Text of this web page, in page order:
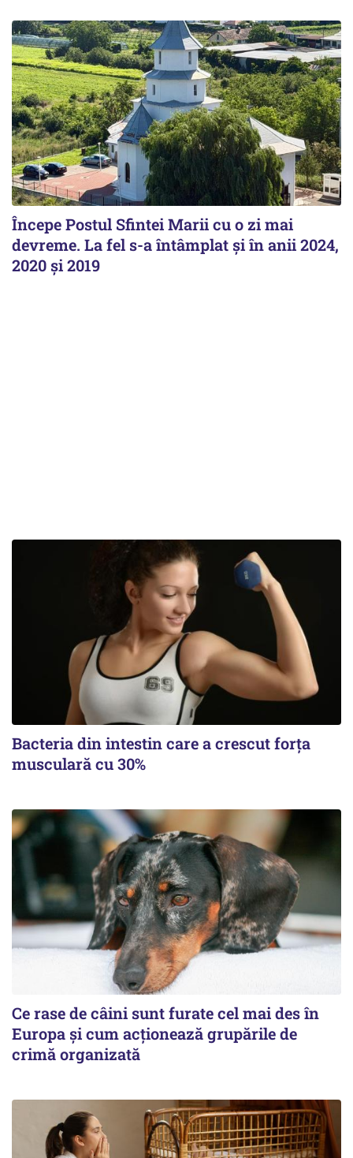
Începe Postul Sfintei Marii cu o zi mai
devreme. La fel s-a întâmplat și în anii 2024,
2020 și 2019
Bacteria din intestin care a crescut forța
musculară cu 30%
Ce rase de câini sunt furate cel mai des în
Europa și cum acționează grupările de
crimă organizată